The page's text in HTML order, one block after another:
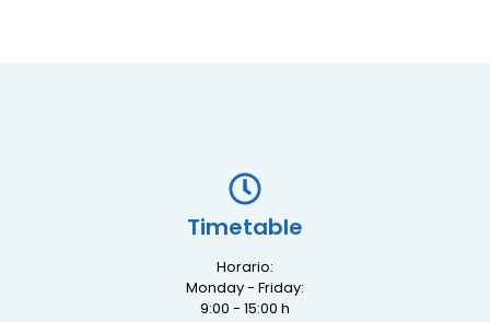
Timetable
Horario:
Monday - Friday:
9:00 - 15:00 h